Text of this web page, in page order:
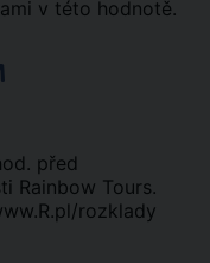
v této hodnotě.
před
Rainbow Tours.
rozklady